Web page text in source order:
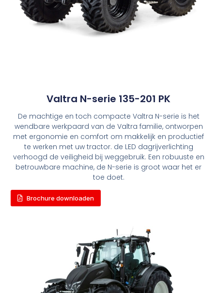
Valtra N-serie 135-201 PK
De machtige en toch compacte Valtra N-serie is het
wendbare werkpaard van de Valtra familie, ontworpen
met ergonomie en comfort om makkelijk en productief
te werken met uw tractor. de LED dagrijverlichting
verhoogd de veiligheid bij weggebruik. Een robuuste en
betrouwbare machine, de N-serie is groot waar het er
toe doet.
Brochure downloaden